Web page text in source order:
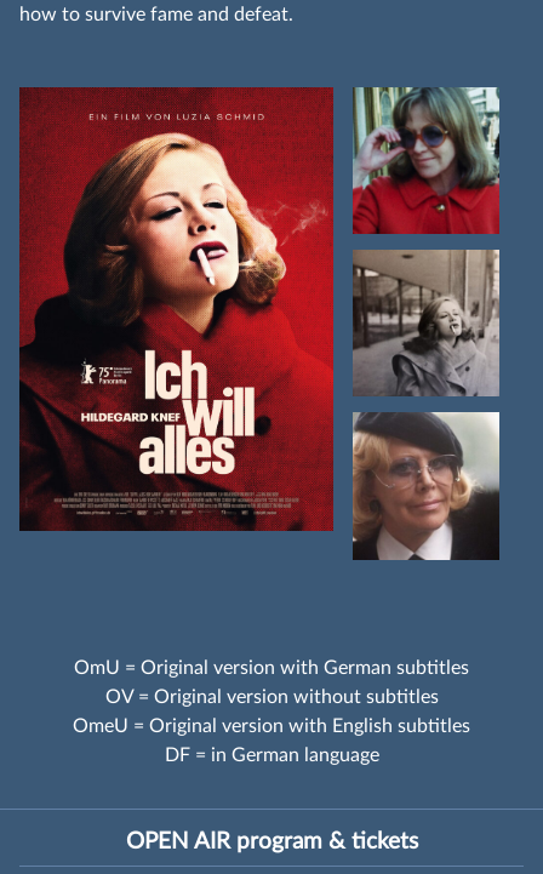
how to survive fame and defeat.
OmU = Original version with German subtitles
OV = Original version without subtitles
OmeU = Original version with English subtitles
DF = in German language
OPEN AIR program & tickets